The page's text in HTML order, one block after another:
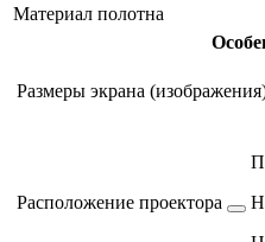
Материал полотна
Размеры экрана
Расположение проектора